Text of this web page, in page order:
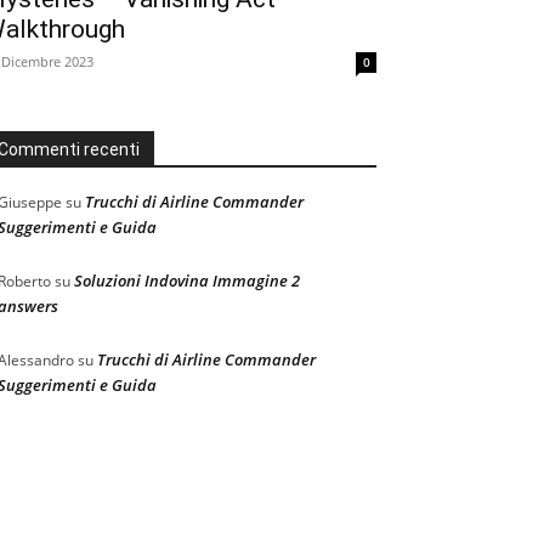
2023 0
recenti
su Trucchi di Airline Commander
e Guida
suSoluzioni Indovina Immagine 2
su Trucchi di Airline Commander
e Guida